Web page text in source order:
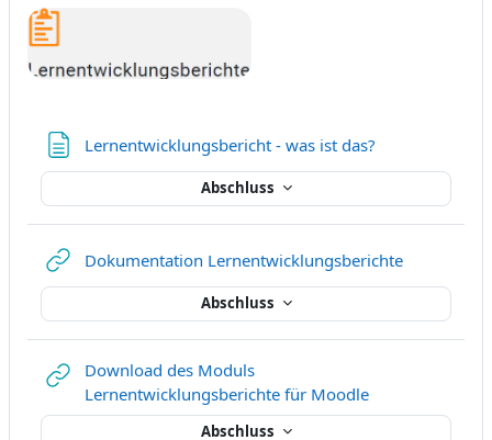
Lernentwicklungsbericht - was ist das?
Abschluss
Dokumentation LernentwicklungsberichteLink/URL
Abschluss
Download des Moduls
Lernentwicklungsberichte für MoodleLink/URL
Abschluss